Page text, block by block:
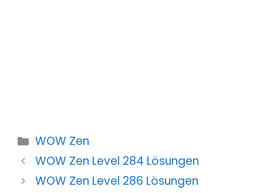
Kategorien
WOW Zen
WOW Zen Level 284 Lösungen
WOW Zen Level 286 Lösungen